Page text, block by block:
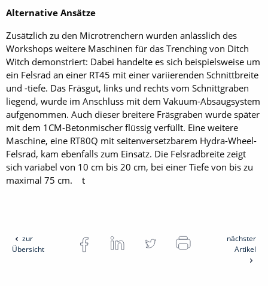
Alternative Ansätze
Zusätzlich zu den Microtrenchern wurden anlässlich des
Workshops weitere Maschinen für das Trenching von Ditch
Witch demonstriert: Dabei handelte es sich beispielsweise um
ein Felsrad an einer RT45 mit einer variierenden Schnittbreite
und -tiefe. Das Fräsgut, links und rechts vom Schnittgraben
liegend, wurde im Anschluss mit dem Vakuum-Absaugsystem
aufgenommen. Auch dieser breitere Fräsgraben wurde später
mit dem 1CM-Betonmischer flüssig verfüllt. Eine weitere
Maschine, eine RT80Q mit seitenversetzbarem Hydra-Wheel-
Felsrad, kam ebenfalls zum Einsatz. Die Felsradbreite zeigt
sich variabel von 10 cm bis 20 cm, bei einer Tiefe von bis zu
maximal 75 cm. t
zur
Übersicht
nächster
Artikel